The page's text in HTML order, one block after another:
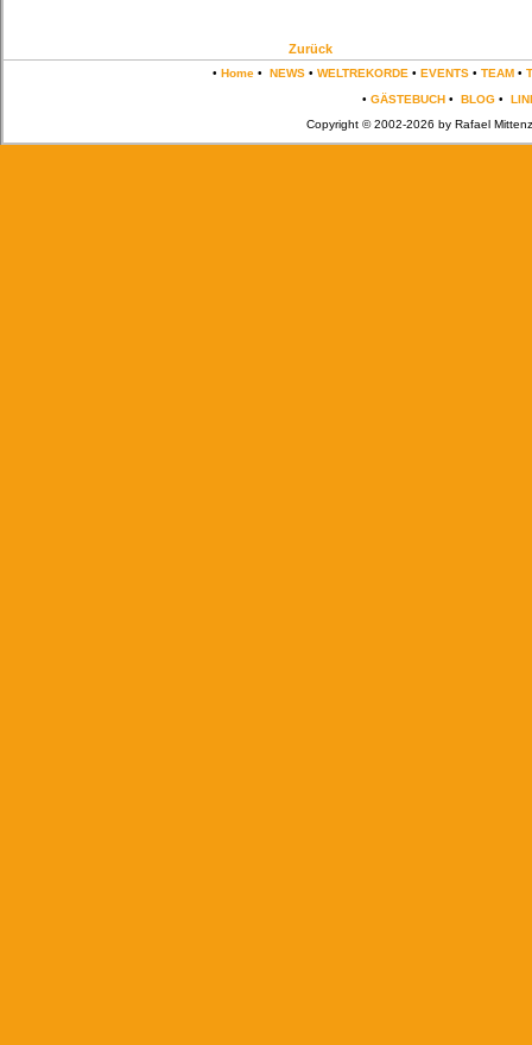
Zurück
• Home • NEWS • WELTREKORDE • EVENTS • TEAM •
• GÄSTEBUCH• BLOG•
Copyright © 2002-2026 by Rafael